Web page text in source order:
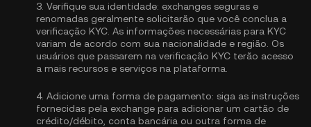
3. Verifique sua identidade: exchanges seguras e
renomadas geralmente solicitarão que você conclua a
verificação KYC . As informações necessárias para KYC
variam de acordo com sua nacionalidade e região. Os
usuários que passarem na verificação KYC terão acesso
a mais recursos e serviços na plataforma.
4. Adicione uma forma de pagamento: siga as instruções
fornecidas pela exchange para adicionar um cartão de
crédito/débito, conta bancária ou outra forma de